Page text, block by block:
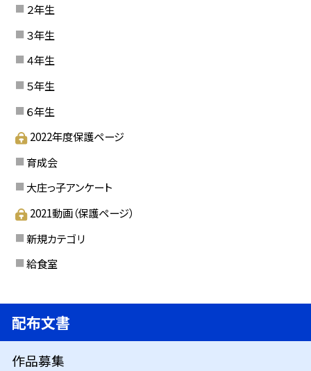
２年生
３年生
４年生
５年生
６年生
2022年度保護ページ
育成会
大庄っ子アンケート
2021動画（保護ページ）
新規カテゴリ
給食室
配布文書
作品募集